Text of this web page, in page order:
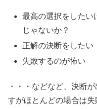
最高の選択をしたい
じゃないか？
正解の決断をしたい
失敗するのが怖い
・・・などなど、決断
すがほとんどの場合は